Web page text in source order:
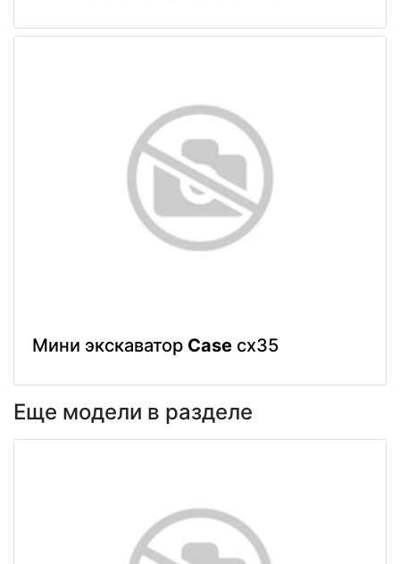
Мини экскаватор Case cx35
Еще модели в разделе